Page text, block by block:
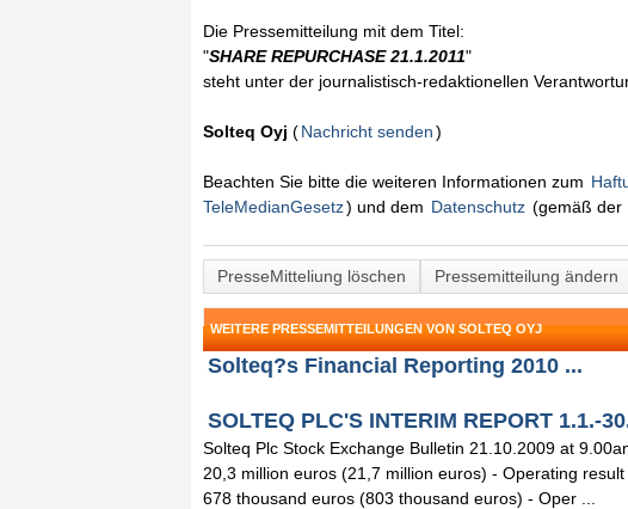
Die Pressemitteilung mit dem Titel:
"SHARE REPURCHASE 21.1.2011"
steht unter der journalistisch-redaktionellen
Solteq Oyj (Nachricht senden)
Beachten Sie bitte die weiteren Informationen zum
TeleMedianGesetz) und dem Datenschutz (gemäß der
PresseMitteliung löschen Pressemitteilung ändern
WEITERE PRESSEMITTEILUNGEN VON SOLTEQ OYJ
Solteq?s Financial Reporting 2010 ...
SOLTEQ PLC'S INTERIM REPORT 1.1.-
Solteq Plc Stock Exchange Bulletin 21.10.2009 at
20,3 million euros (21,7 million euros) - Operating
678 thousand euros (803 thousand euros) - Oper ...